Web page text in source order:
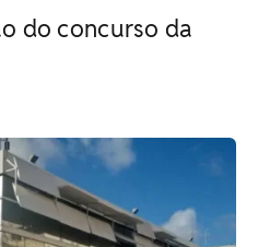
do concurso da